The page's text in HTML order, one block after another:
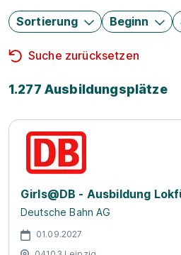
Sortierung Beginn
Suche zurücksetzen
1.277 Ausbildungsplätze
Girls@DB - Ausbildung
Deutsche Bahn AG
01.09.2027